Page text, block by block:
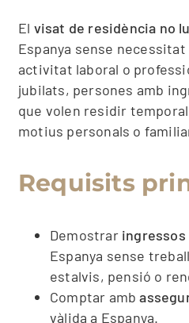
El visat de residència no
Espanya sense
activitat laboral o
jubilats, persones amb
que volen residir
motius personals o
Requisits
Demostrar
Espanya sense
estalvis, pensió o
Comptar amb
vàlida a Espanya.